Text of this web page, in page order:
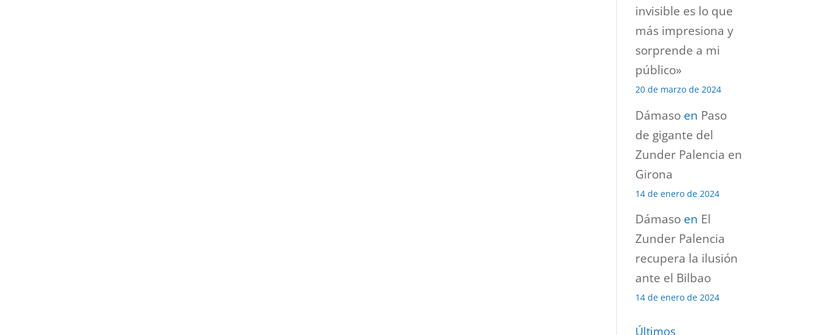
invisible es lo que
más impresiona y
sorprende a mi
público»
20 de marzo de 2024
Dámaso en Paso
de gigante del
Zunder Palencia en
Girona
14 de enero de 2024
Dámaso en El
Zunder Palencia
recupera la ilusión
ante el Bilbao
14 de enero de 2024
Últimos